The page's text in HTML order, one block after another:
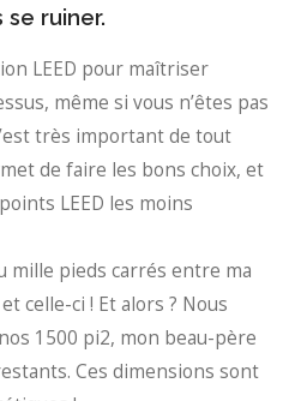
se ruiner.
LEED pour maîtriser
même si vous n’êtes pas
très important de tout
de faire les bons choix, et
LEED les moins
mille pieds carrés entre ma
celle-ci ! Et alors ? Nous
1500 pi2, mon beau-père
Ces dimensions sont